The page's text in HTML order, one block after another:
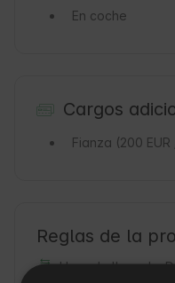
En coche
Cargos
Fianza (200
Reglas de la
Hora de llegada: